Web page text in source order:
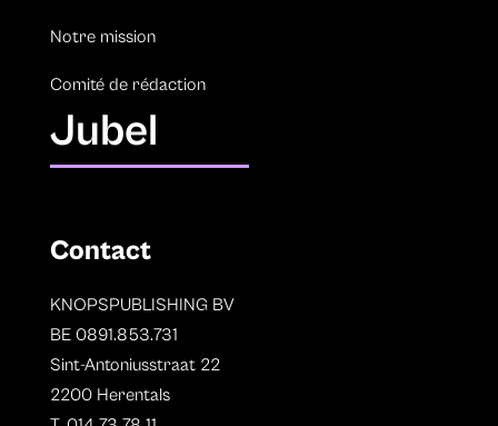
Notre mission
Comité de rédaction
Jubel
Contact
KNOPSPUBLISHING BV
BE 0891.853.731
Sint-Antoniusstraat 22
2200 Herentals